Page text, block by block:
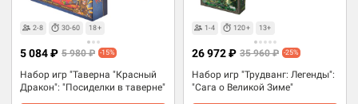
2-8 30-60 18+
Набор игр "Таверна "Красный
Дракон": "Посиделки в таверне"
5 084 ₽ 5 980 ₽ -15%
1-4 120+ 13+
Набор игр "Трудванг: Легенды":
"Сага о Великой Зиме"
26 972 ₽ 35 960 ₽ -25%